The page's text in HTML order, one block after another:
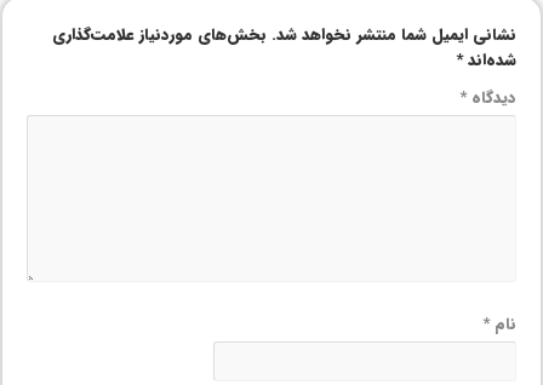
نشانی ایمیل شما منتشر نخواهد شد. بخش‌های موردنیاز علامت‌گذاری
شده‌اند*
دیدگاه*
نام*